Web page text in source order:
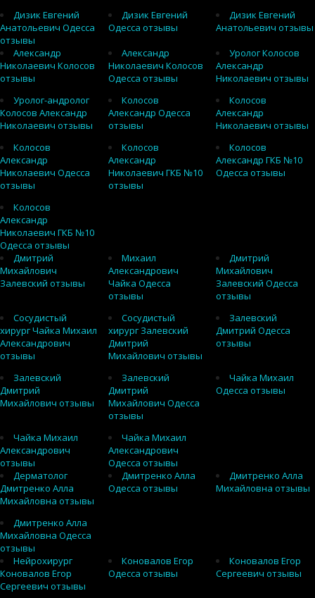
Дизик Евгений
Анатольевич Одесса
отзывы
Дизик Евгений
Одесса отзывы
Дизик Евгений
Анатольевич отзывы
Александр
Николаевич Колосов
отзывы
Александр
Николаевич Колосов
Одесса отзывы
Уролог Колосов
Александр
Николаевич отзывы
Уролог-андролог
Колосов Александр
Николаевич отзывы
Колосов
Александр Одесса
отзывы
Колосов
Александр
Николаевич отзывы
Колосов
Александр
Николаевич Одесса
отзывы
Колосов
Александр
Николаевич ГКБ №10
отзывы
Колосов
Александр ГКБ №10
Одесса отзывы
Колосов
Александр
Николаевич ГКБ №10
Одесса отзывы
Дмитрий
Михайлович
Залевский отзывы
Михаил
Александрович
Чайка Одесса
отзывы
Дмитрий
Михайлович
Залевский Одесса
отзывы
Сосудистый
хирург Чайка Михаил
Александрович
отзывы
Сосудистый
хирург Залевский
Дмитрий
Михайлович отзывы
Залевский
Дмитрий Одесса
отзывы
Залевский
Дмитрий
Михайлович отзывы
Залевский
Дмитрий
Михайлович Одесса
отзывы
Чайка Михаил
Одесса отзывы
Чайка Михаил
Александрович
отзывы
Чайка Михаил
Александрович
Одесса отзывы
Дерматолог
Дмитренко Алла
Михайловна отзывы
Дмитренко Алла
Одесса отзывы
Дмитренко Алла
Михайловна отзывы
Дмитренко Алла
Михайловна Одесса
отзывы
Нейрохирург
Коновалов Егор
Сергеевич отзывы
Коновалов Егор
Одесса отзывы
Коновалов Егор
Сергеевич отзывы